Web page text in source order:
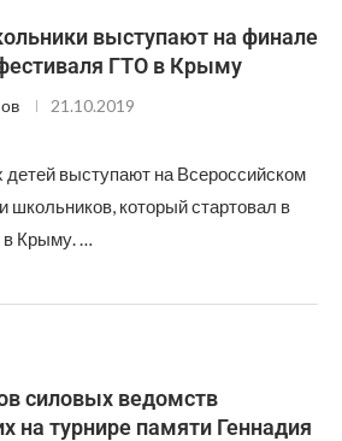
выступают на финале
ГТО в Крыму
21.10.2019
детей выступают на Всероссийском
который стартовал в
Крыму. …
силовых ведомств
на турнире памяти Геннадия